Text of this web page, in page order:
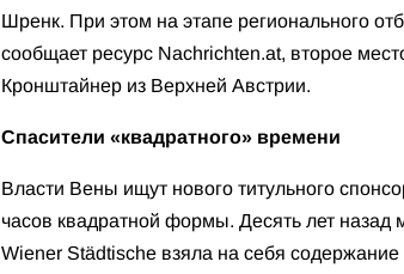
Шренк. При этом на этапе регионального
сообщает ресурс Nachrichten.at, второе
Кронштайнер из Верхней Австрии.
Спасители «квадратного» времени
Власти Вены ищут нового титульного
часов квадратной формы. Десять лет
Wiener Städtische взяла на себя